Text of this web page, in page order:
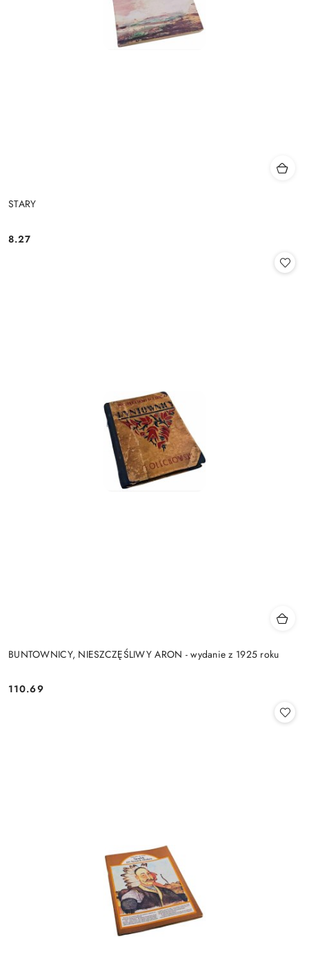
STARY
Cena:
8.27
BUNTOWNICY, NIESZCZĘŚLIWY ARON - wydanie z 1925 roku
Cena:
110.69